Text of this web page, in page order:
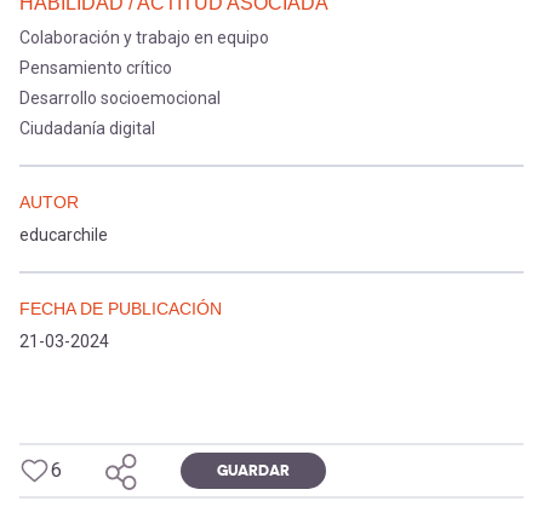
Colaboración y trabajo en equipo
Pensamiento crítico
Desarrollo socioemocional
Ciudadanía digital
AUTOR
educarchile
FECHA DE PUBLICACIÓN
21-03-2024
6 GUARDAR